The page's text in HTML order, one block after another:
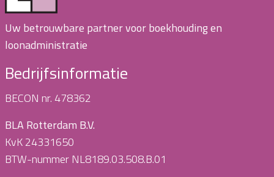
Uw betrouwbare partner voor boekhouding en
loonadministratie
Bedrijfsinformatie
BECON nr. 478362
BLA Rotterdam B.V.
KvK 24331650
BTW-nummer NL8189.03.508.B.01